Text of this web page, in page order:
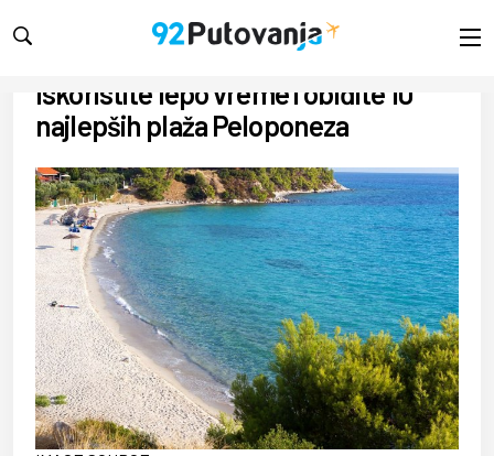
Iskoristite lepo vreme i obiđite 10
najlepših plaža Peloponeza